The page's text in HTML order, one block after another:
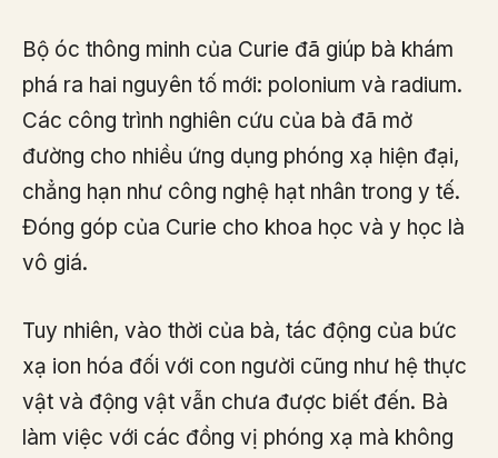
Bộ óc thông minh của Curie đã giúp bà khám
phá ra hai nguyên tố mới: polonium và radium.
Các công trình nghiên cứu của bà đã mở
đường cho nhiều ứng dụng phóng xạ hiện đại,
chẳng hạn như công nghệ hạt nhân trong y tế.
Đóng góp của Curie cho khoa học và y học là
vô giá.
Tuy nhiên, vào thời của bà, tác động của bức
xạ ion hóa đối với con người cũng như hệ thực
vật và động vật vẫn chưa được biết đến. Bà
làm việc với các đồng vị phóng xạ mà không